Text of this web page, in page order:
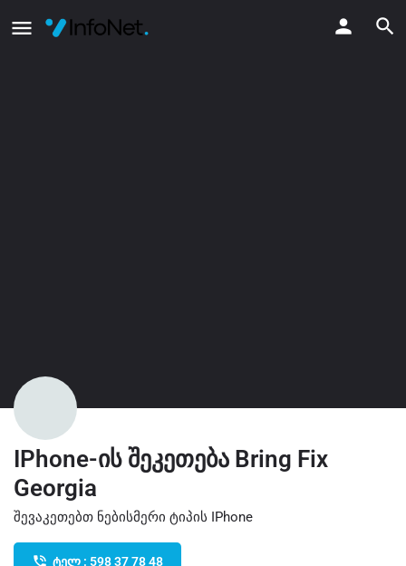
IPhone-ის შეკეთება Bring Fix
Georgia
შევაკეთებთ ნებისმერი ტიპის IPhone
ტელ : 598 37 78 48